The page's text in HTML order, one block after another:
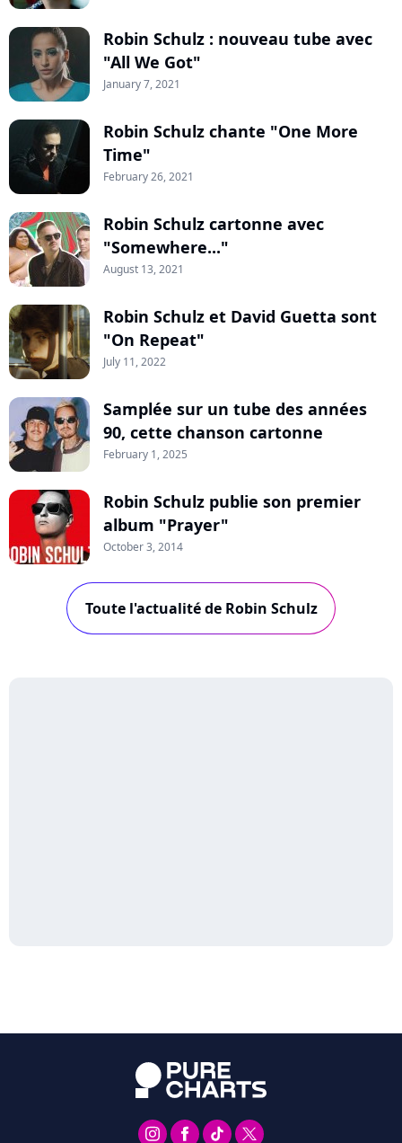
Robin Schulz : nouveau tube avec
"All We Got"
January 7, 2021
Robin Schulz chante "One More
Time"
February 26, 2021
Robin Schulz cartonne avec
"Somewhere..."
August 13, 2021
Robin Schulz et David Guetta sont
"On Repeat"
July 11, 2022
Samplée sur un tube des années
90, cette chanson cartonne
February 1, 2025
Robin Schulz publie son premier
album "Prayer"
October 3, 2014
Toute l'actualité de Robin Schulz